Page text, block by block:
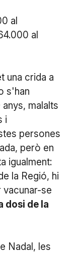
al
al
una crida a
s'han
malalts
i
persones
però en
igualment:
la Regió, hi
se
dosi de la
Nadal, les